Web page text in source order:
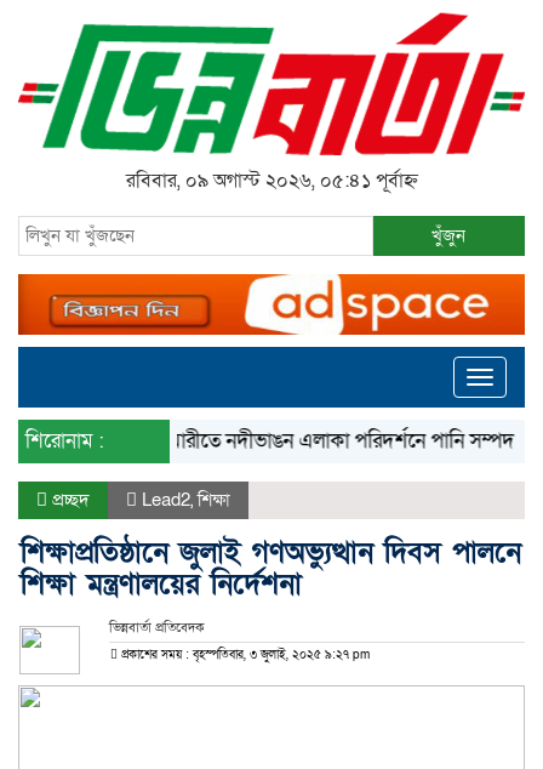
রবিবার, ০৯ অগাস্ট ২০২৬, ০৫:৪১ পূর্বাহ্ন
খুঁজুন
Toggle
শিরোনাম :রৌমারীতে নদীভাঙন এলাকা পরিদর্শনে পানি সম্পদ
প্রচ্ছদ Lead2,শিক্ষা
শিক্ষাপ্রতিষ্ঠানে জুলাই গণঅভ্যুত্থান দিবস পালনে
শিক্ষা মন্ত্রণালয়ের নির্দেশনা
ভিন্নবার্তা প্রতিবেদক
প্রকাশের সময় : বৃহস্পতিবার, ৩ জুলাই, ২০২৫ ৯:২৭ pm